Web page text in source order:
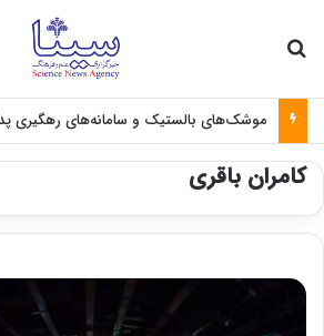
کامران باقری